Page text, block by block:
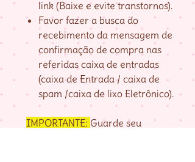
link (Baixe e evite transtornos).
Favor fazer a busca do
recebimento da mensagem de
confirmação de compra nas
referidas caixa de entradas
(caixa de Entrada / caixa de
spam /caixa de lixo Eletrônico).
IMPORTANTE: Guarde seu